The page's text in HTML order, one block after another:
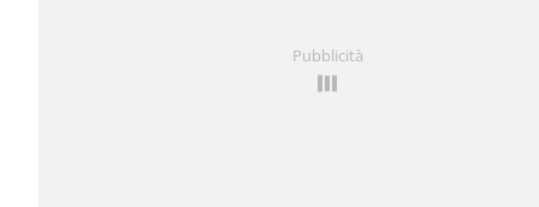
Pubblicità